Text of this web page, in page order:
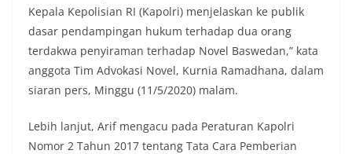
Kepala Kepolisian RI (Kapolri) menjelaskan ke publik
dasar pendampingan hukum terhadap dua orang
terdakwa penyiraman terhadap Novel Baswedan,” kata
anggota Tim Advokasi Novel, Kurnia Ramadhana, dalam
siaran pers, Minggu (11/5/2020) malam.
Lebih lanjut, Arif mengacu pada Peraturan Kapolri
Nomor 2 Tahun 2017 tentang Tata Cara Pemberian